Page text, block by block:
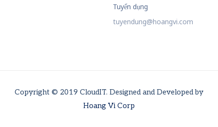
Tuyển dụng
tuyendung@hoangvi.com
Copyright © 2019 CloudIT. Designed and Developed by
Hoang Vi Corp